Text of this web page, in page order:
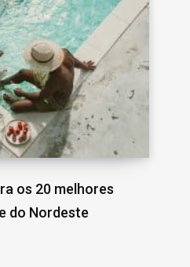
os 20 melhores
do Nordeste